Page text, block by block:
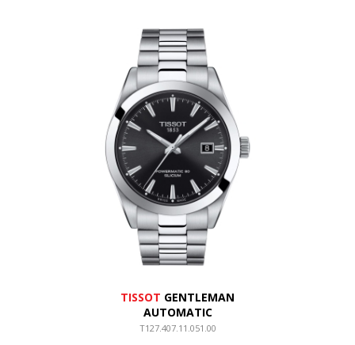
TISSOT GENTLEMAN
AUTOMATIC
T127.407.11.051.00